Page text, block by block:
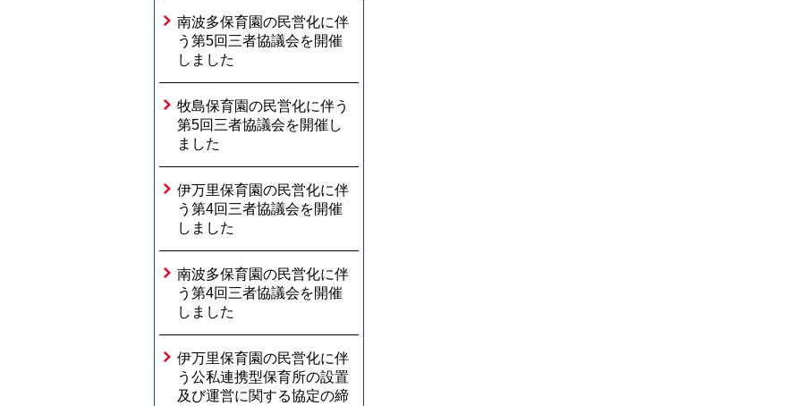
南波多保育園の民営化に伴
う第5回三者協議会を開催
しました
牧島保育園の民営化に伴う
第5回三者協議会を開催し
ました
伊万里保育園の民営化に伴
う第4回三者協議会を開催
しました
南波多保育園の民営化に伴
う第4回三者協議会を開催
しました
伊万里保育園の民営化に伴
う公私連携型保育所の設置
及び運営に関する協定の締